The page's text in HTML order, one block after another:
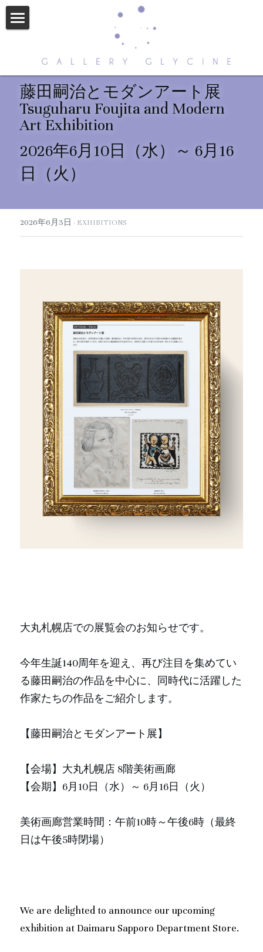
ABOUT US
CONTACT
ARTISTS
NEWS
STORE
藤田嗣治とモダンアート展
Tsuguharu Foujita and Modern
Art Exhibition
2026年6月10日（水）～ 6月16
日（火）
2026年6月3日 · EXHIBITIONS
大丸札幌店での展覧会のお知らせです。
今年生誕140周年を迎え、再び注目を集めてい
る藤田嗣治の作品を中心に、同時代に活躍した
作家たちの作品をご紹介します。
【藤田嗣治とモダンアート展】
【会場】大丸札幌店 8階美術画廊
【会期】6月10日（水）～ 6月16日（火）
美術画廊営業時間：午前10時～午後6時（最終
日は午後5時閉場）
We are delighted to announce our upcoming
exhibition at Daimaru Sapporo Department Store.